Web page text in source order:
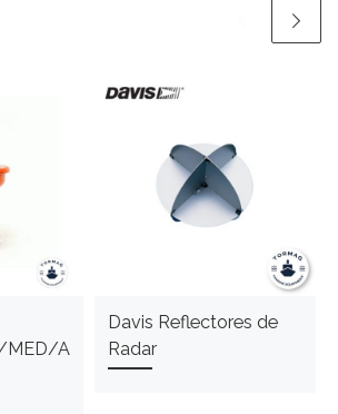
MED/A
Davis Reflectores de
Radar